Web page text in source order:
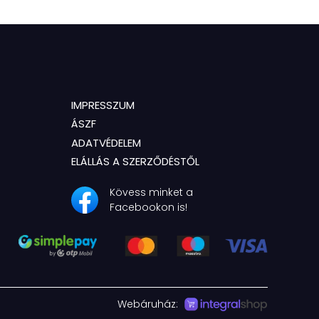
IMPRESSZUM
ÁSZF
ADATVÉDELEM
ELÁLLÁS A SZERZŐDÉSTŐL
Kövess minket a
Facebookon is!
Webáruház: